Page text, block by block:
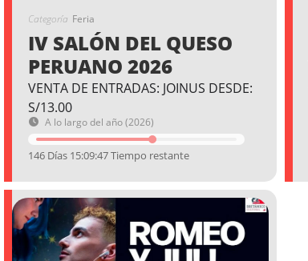
Categoría Feria
IV SALÓN DEL QUESO
PERUANO 2026
VENTA DE ENTRADAS: JOINUS DESDE:
S/13.00
A lo largo del año (2026)
146 Días 15:09:46 Tiempo restante